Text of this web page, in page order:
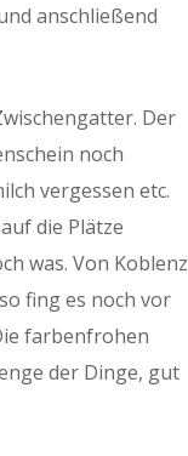
anschließend
Der
noch
vergessen etc.
die Plätze
was. Von Koblenz
fing es noch vor
farbenfrohen
der Dinge, gut